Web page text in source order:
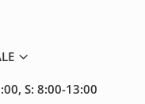
S: 8:00-13:00